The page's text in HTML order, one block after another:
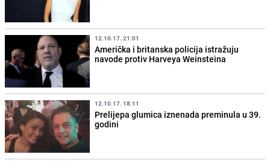
12.10.17. 21:01
Američka i britanska policija istražuju
navode protiv Harveya Weinsteina
12.10.17. 18:11
Prelijepa glumica iznenada preminula u 39.
godini